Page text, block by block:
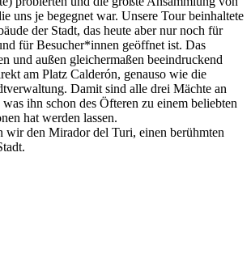
uns je begegnet war. Unsere Tour beinhaltete
der Stadt, das heute aber nur noch für
für Besucher*innen geöffnet ist. Das
und außen gleichermaßen beeindruckend
am Platz Calderón, genauso wie die
Damit sind alle drei Mächte an
ihn schon des Öfteren zu einem beliebten
hat werden lassen.
wir den Mirador del Turi, einen berühmten